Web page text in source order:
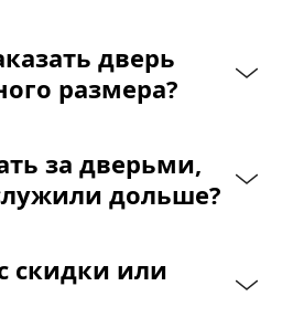
дверь
размера?
за дверьми,
дольше?
скидки или